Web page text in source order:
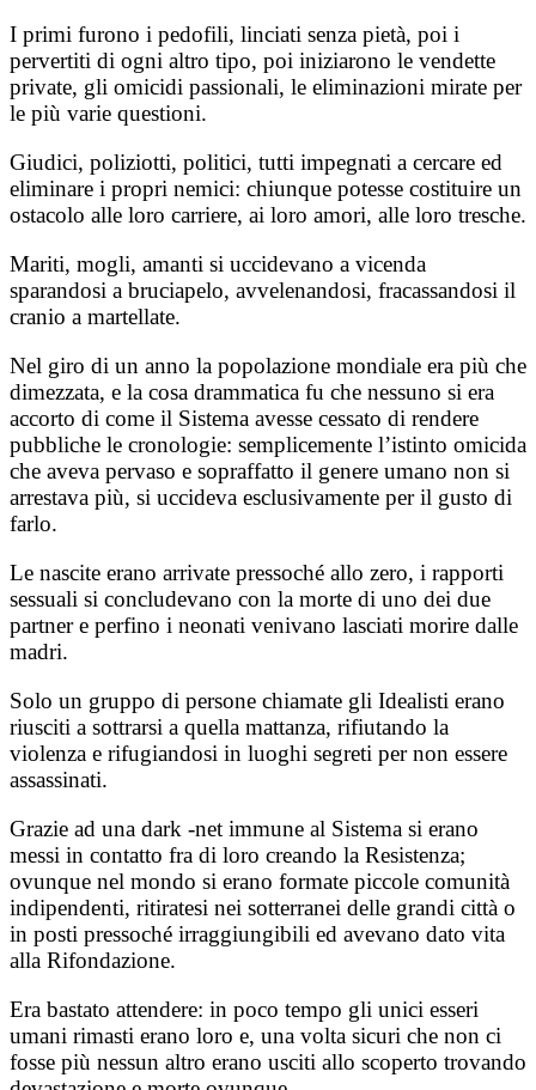
I primi furono i pedofili, linciati senza pietà, poi i
pervertiti di ogni altro tipo, poi iniziarono le vendette
private, gli omicidi passionali, le eliminazioni mirate per
le più varie questioni.
Giudici, poliziotti, politici, tutti impegnati a cercare ed
eliminare i propri nemici: chiunque potesse costituire un
ostacolo alle loro carriere, ai loro amori, alle loro tresche.
Mariti, mogli, amanti si uccidevano a vicenda
sparandosi a bruciapelo, avvelenandosi, fracassandosi il
cranio a martellate.
Nel giro di un anno la popolazione mondiale era più che
dimezzata, e la cosa drammatica fu che nessuno si era
accorto di come il Sistema avesse cessato di rendere
pubbliche le cronologie: semplicemente l’istinto omicida
che aveva pervaso e sopraffatto il genere umano non si
arrestava più, si uccideva esclusivamente per il gusto di
farlo.
Le nascite erano arrivate pressoché allo zero, i rapporti
sessuali si concludevano con la morte di uno dei due
partner e perfino i neonati venivano lasciati morire dalle
madri.
Solo un gruppo di persone chiamate gli Idealisti erano
riusciti a sottrarsi a quella mattanza, rifiutando la
violenza e rifugiandosi in luoghi segreti per non essere
assassinati.
Grazie ad una dark -net immune al Sistema si erano
messi in contatto fra di loro creando la Resistenza;
ovunque nel mondo si erano formate piccole comunità
indipendenti, ritiratesi nei sotterranei delle grandi città o
in posti pressoché irraggiungibili ed avevano dato vita
alla Rifondazione.
Era bastato attendere: in poco tempo gli unici esseri
umani rimasti erano loro e, una volta sicuri che non ci
fosse più nessun altro erano usciti allo scoperto trovando